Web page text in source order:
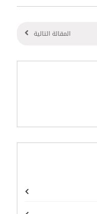
المقالة التالية